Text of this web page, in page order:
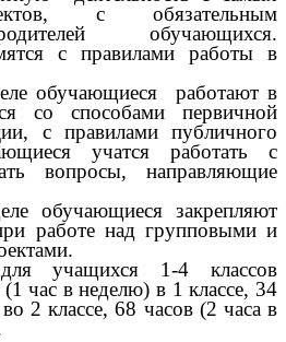
с обязательным
обучающихся.
с правилами работы в
обучающиеся работают в
со способами первичной
с правилами публичного
учатся работать с
вопросы, направляющие
обучающиеся закрепляют
работе над групповыми и
учащихся 1-4 классов
(1 час в неделю) в 1 классе, 34
2 классе, 68 часов (2 часа в